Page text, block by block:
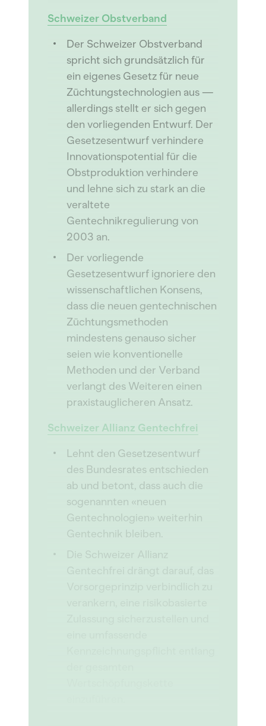
Schweizer Obstverband
Der Schweizer Obstverband
spricht sich grundsätzlich für
ein eigenes Gesetz für neue
Züchtungstechnologien aus —
allerdings stellt er sich gegen
den vorliegenden Entwurf. Der
Gesetzesentwurf verhindere
Innovationspotential für die
Obstproduktion verhindere
und lehne sich zu stark an die
veraltete
Gentechnikregulierung von
2003 an.
Der vorliegende
Gesetzesentwurf ignoriere den
wissenschaftlichen Konsens,
dass die neuen gentechnischen
Züchtungsmethoden
mindestens genauso sicher
seien wie konventionelle
Methoden und der Verband
verlangt des Weiteren einen
praxistauglicheren Ansatz.
Schweizer Allianz Gentechfrei
Lehnt den Gesetzesentwurf
des Bundesrates entschieden
ab und betont, dass auch die
sogenannten «neuen
Gentechnologien» weiterhin
Gentechnik bleiben.
Die Schweizer Allianz